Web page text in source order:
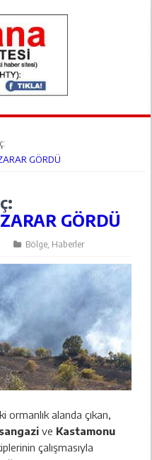
GÖRDÜ
GÖRDÜ
Bölge, Haberler
ormanlık alanda çıkan,
ve Kastamonu
çalışmasıyla